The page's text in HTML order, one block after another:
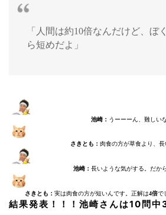
「人間は約10倍なんだけど、ぼ
ら短めだよ」
池崎： うーーーん、難しいな
さきとも： 肉食の方が草食より、長
池崎： 長いような気がする。だから
さきとも： 実は肉食の方が短いんです。正解は4倍で
結果発表！！！池崎さんは10問中